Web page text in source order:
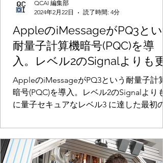
AppleのiMessageがPQ3とい
耐量子計算機暗号(PQC)を導
入。レベル2のSignalよりも更
に量子セキュアなレベル3 に
した最初のメッセージングプ
ロトコルとなった
AppleのiMessageがPQ3という耐量子計
暗号(PQC)を導入。レベル2のSignalより
に量子セキュアなレベル3 に達した最初の
QCAI 編集部
2024年2月22日
読了時間: 4分